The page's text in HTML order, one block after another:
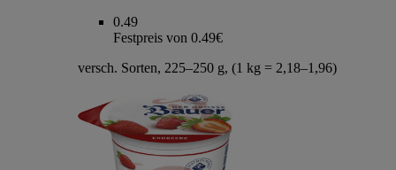
0.49
Festpreis von 0.49€
versch. Sorten, 225–250 g, (1 kg = 2,18–1,96)